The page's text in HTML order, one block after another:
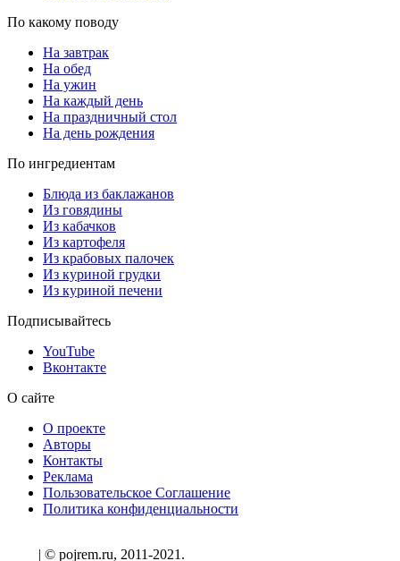
По какому поводу
На завтрак
На обед
На ужин
На каждый день
На праздничный стол
На день рождения
По ингредиентам
Блюда из баклажанов
Из говядины
Из кабачков
Из картофеля
Из крабовых палочек
Из куриной грудки
Из куриной печени
Подписывайтесь
YouTube
Вконтакте
О сайте
О проекте
Авторы
Контакты
Реклама
Пользовательское Соглашение
Политика конфиденциальности
| © pojrem.ru, 2011-2021.